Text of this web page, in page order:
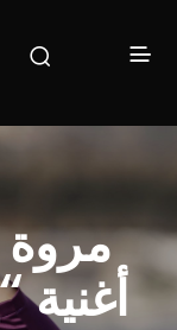
أغنية